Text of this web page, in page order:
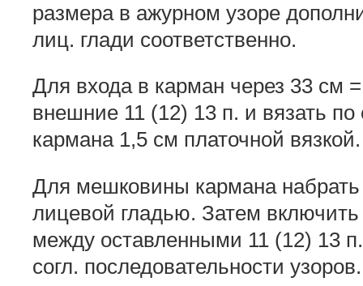
размера в ажурном узоре
лиц. глади соответственно.
Для входа в карман через 33 см
внешние 11 (12) 13 п. и вязать
кармана 1,5 см платочной
Для мешковины кармана
лицевой гладью. Затем
между оставленными 11 (12) 13
согл. последовательности узоров.